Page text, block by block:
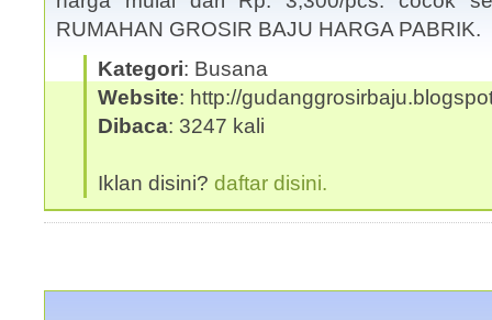
RUMAHAN GROSIR BAJU HARGA PABRIK.
Kategori: Busana
Website: http://
Dibaca: 3247 kali
Iklan disini? daftar disini.